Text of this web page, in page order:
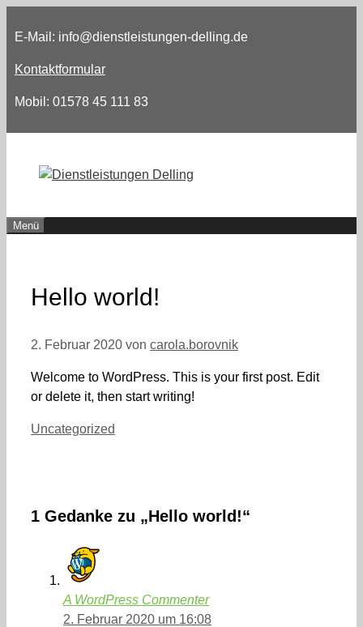
Inhalt
E-Mail: info@dienstleistungen-delling.de
Kontaktformular
Mobil: 01578 45 111 83
Menü
Hello world!
2. Februar 2020 von carola.borovnik
Welcome to WordPress. This is your first post. Edit
or delete it, then start writing!
Kategorien
Uncategorized
1 Gedanke zu „Hello world!“
A WordPress Commenter
2. Februar 2020 um 16:08